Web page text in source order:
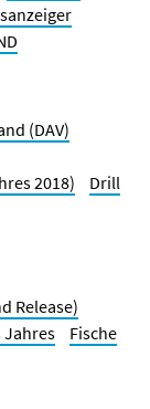
(DAV)
2018)
Drill
Release)
Jahres
Fische